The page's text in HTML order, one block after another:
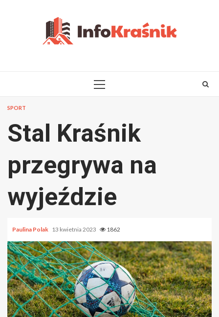
PRIMARY
SPORT
Stal Kraśnik
przegrywa na
wyjeździe
Paulina Polak 13 kwietnia 2023 1862